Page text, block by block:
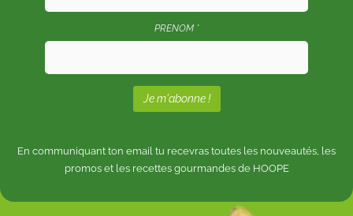
PRENOM *
En communiquant ton email tu recevras toutes les nouveautés, les
promos et les recettes gourmandes de HOOPE